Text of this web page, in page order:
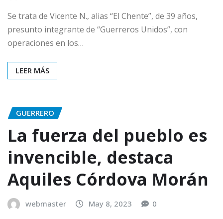
Se trata de Vicente N., alias “El Chente”, de 39 años,
presunto integrante de “Guerreros Unidos”, con
operaciones en los…
LEER MÁS
GUERRERO
La fuerza del pueblo es
invencible, destaca
Aquiles Córdova Morán
webmaster May 8, 2023 0